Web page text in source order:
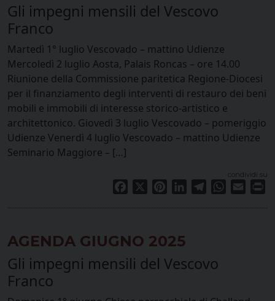
Gli impegni mensili del Vescovo
Franco
Martedì 1° luglio Vescovado – mattino Udienze
Mercoledì 2 luglio Aosta, Palais Roncas – ore 14.00
Riunione della Commissione paritetica Regione-Diocesi
per il finanziamento degli interventi di restauro dei beni
mobili e immobili di interesse storico-artistico e
architettonico. Giovedì 3 luglio Vescovado – pomeriggio
Udienze Venerdì 4 luglio Vescovado – mattino Udienze
Seminario Maggiore – […]
condividi su
Facebook PinterestLinkedInTelegramWhatsApp
Email
AGENDA GIUGNO 2025
Gli impegni mensili del Vescovo
Franco